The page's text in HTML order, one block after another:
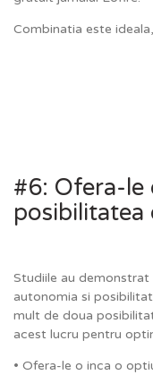
Combinatia este
#6: Ofera-le
posibilitatea
Studiile au demonstrat
autonomia si
mult de doua
acest lucru pentru
• Ofera-le o inca o